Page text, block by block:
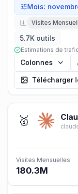
Mois:
Visites
5.7K outils
Estimations de
Colonnes
Télécharger
🥇
Visites Mensuelles
180.3M